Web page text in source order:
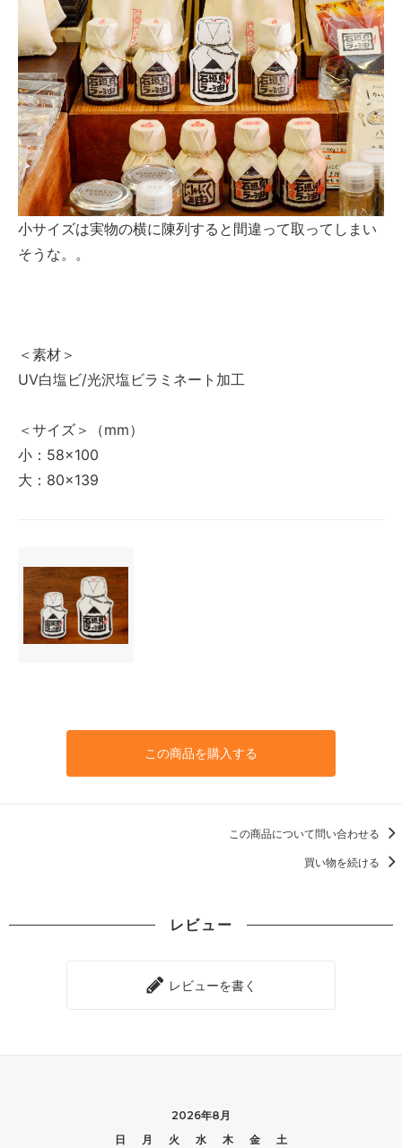
小サイズは実物の横に陳列すると間違って取ってしまい
そうな。。
＜素材＞
UV白塩ビ/光沢塩ビラミネート加工
＜サイズ＞（mm）
小：58×100
大：80×139
この商品を購入する
この商品について問い合わせる
買い物を続ける
レビュー
レビューを書く
2026年8月
日
月 火 水 木 金
土